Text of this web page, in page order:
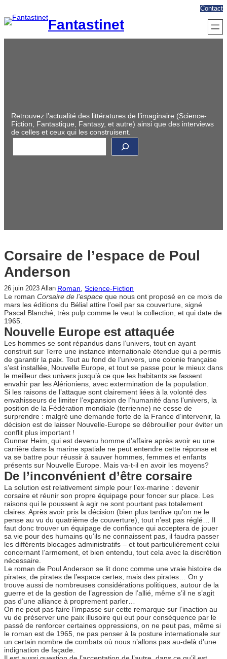
au
contenu
Fantastinet
Contact
Retrouvez l’actualité des littératures de l’imaginaire (Science-
Fiction, Fantastique, Fantasy, et autre) ainsi que des interviews
de celles et ceux qui les construisent.
R
c
Corsaire de l’espace de Poul
Anderson
26 juin 2023 Allan Roman , Science-Fiction
Le roman Corsaire de l’espace que nous ont proposé en ce mois de
mars les éditions du Bélial attire l’oeil par sa couverture, signé
Pascal Blanché, très pulp comme le veut la collection, et qui date de
1965.
Nouvelle Europe est attaquée
Les hommes se sont répandus dans l’univers, tout en ayant
construit sur Terre une instance internationale étendue qui a permis
de garantir la paix. Tout au fond de l’univers, une colonie française
s’est installée, Nouvelle Europe, et tout se passe pour le mieux dans
le meilleur des univers jusqu’à ce que les habitants se fassent
envahir par les Alérioniens, avec extermination de la population.
Si les raisons de l’attaque sont clairement liées à la volonté des
envahisseurs de limiter l’expansion de l’humanité dans l’univers, la
position de la Fédération mondiale (terrienne) ne cesse de
surprendre : malgré une demande forte de la France d’intervenir, la
décision est de laisser Nouvelle-Europe se débrouiller pour éviter un
conflit plus important !
Gunnar Heim, qui est devenu homme d’affaire après avoir eu une
carrière dans la marine spatiale ne peut entendre cette réponse et
va se battre pour réussir à sauver hommes, femmes et enfants
présents sur Nouvelle Europe. Mais va-t-il en avoir les moyens?
De l’inconvénient d’être corsaire
La solution est relativement simple pour l’ex-marine : devenir
corsaire et réunir son propre équipage pour foncer sur place. Les
raisons qui le poussent à agir ne sont pourtant pas totalement
claires. Après avoir pris la décision (bien plus tardive qu’on ne le
pense au vu du quatrième de couverture), tout n’est pas réglé… Il
faut donc trouver un équipage de confiance qui acceptera de jouer
sa vie pour des humains qu’ils ne connaissent pas, il faudra passer
les différents blocages administratifs – et tout particulièrement celui
concernant l’armement, et bien entendu, tout cela avec la discrétion
nécessaire.
Le roman de Poul Anderson se lit donc comme une vraie histoire de
pirates, de pirates de l’espace certes, mais des pirates… On y
trouve aussi de nombreuses considérations politiques, autour de la
guerre et de la gestion de l’agression de l’allié, même s’il ne s’agit
pas d’une alliance à proprement parler…
On ne peut pas faire l’impasse sur cette remarque sur l’inaction au
vu de préserver une paix illusoire qui eut pour conséquence par le
passé de renforcer certaines oppressions, on ne peut pas, même si
le roman est de 1965, ne pas penser à la posture internationale sur
un certain nombre de combats où nous n’allons pas au-delà d’une
indignation de façade.